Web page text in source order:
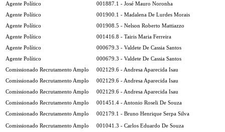
Agente Político
001887.1 - José Mauro Noronha
Agente Político
001900.1 - Madalena De Lurdes Morais
Agente Político
001908.5 - Nelson Roberto Mattiazzo
Agente Político
001416.8 - Tairis Maria Ferreira
Agente Político
000679.3 - Valdete De Cassia Santos
Agente Político
000679.3 - Valdete De Cassia Santos
Comissionado Recrutamento Amplo
002129.6 - Andresa Aparecida Isau
Comissionado Recrutamento Amplo
002129.6 - Andresa Aparecida Isau
Comissionado Recrutamento Amplo
002129.6 - Andresa Aparecida Isau
Comissionado Recrutamento Amplo
001451.4 - Antonio Roseli De Souza
Comissionado Recrutamento Amplo
002179.1 - Bruno Henrique Serpa Silva
Comissionado Recrutamento Amplo 001041.3 - Carlos Eduardo De Souza